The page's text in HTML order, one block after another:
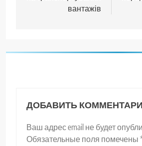
вантажів
ДОБАВИТЬ
Ваш адрес email не будет
Обязательные поля помечены